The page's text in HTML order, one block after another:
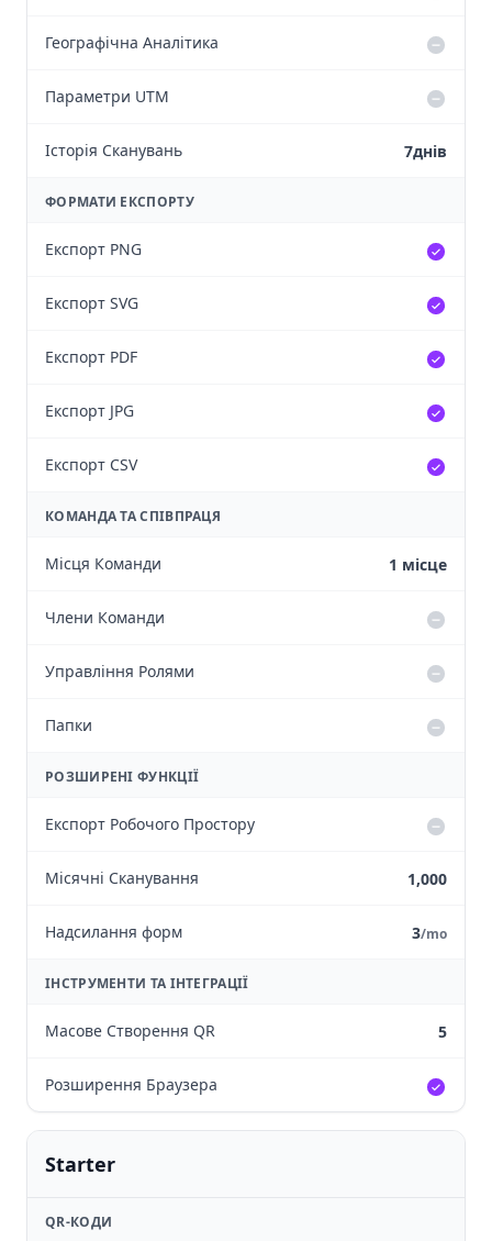
Географічна Аналітика
Параметри UTM
Історія Сканувань 7днів
ФОРМАТИ ЕКСПОРТУ
Експорт PNG
Експорт SVG
Експорт PDF
Експорт JPG
Експорт CSV
КОМАНДА ТА СПІВПРАЦЯ
Місця Команди 1 місце
Члени Команди
Управління Ролями
Папки
РОЗШИРЕНІ ФУНКЦІЇ
Експорт Робочого Простору
Місячні Сканування 1,000
Надсилання форм 3/mo
ІНСТРУМЕНТИ ТА ІНТЕГРАЦІЇ
Масове Створення QR 5
Розширення Браузера
Starter
QR-КОДИ